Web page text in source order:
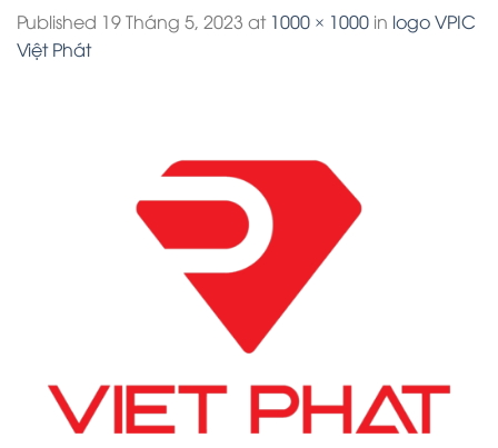
Published 19 Tháng 5, 2023 at 1000 × 1000 in logo VPIC
Việt Phát